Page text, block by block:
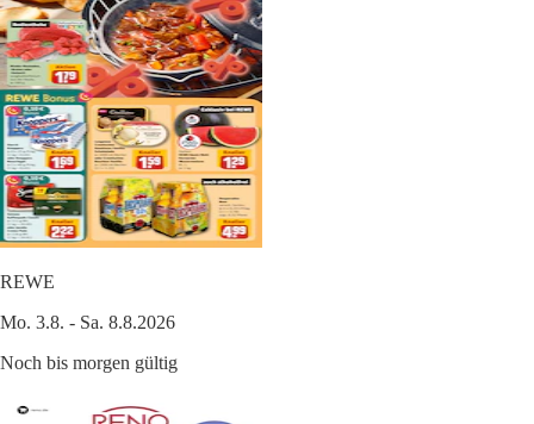
REWE
Mo. 3.8. - Sa. 8.8.2026
Noch bis morgen gültig